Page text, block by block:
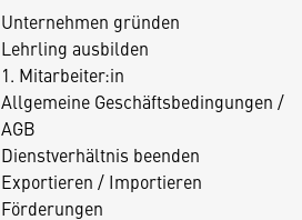
Unternehmen gründen
Lehrling ausbilden
1. Mitarbeiter:in
Allgemeine Geschäftsbedingungen /
AGB
Dienstverhältnis beenden
Exportieren / Importieren
Förderungen